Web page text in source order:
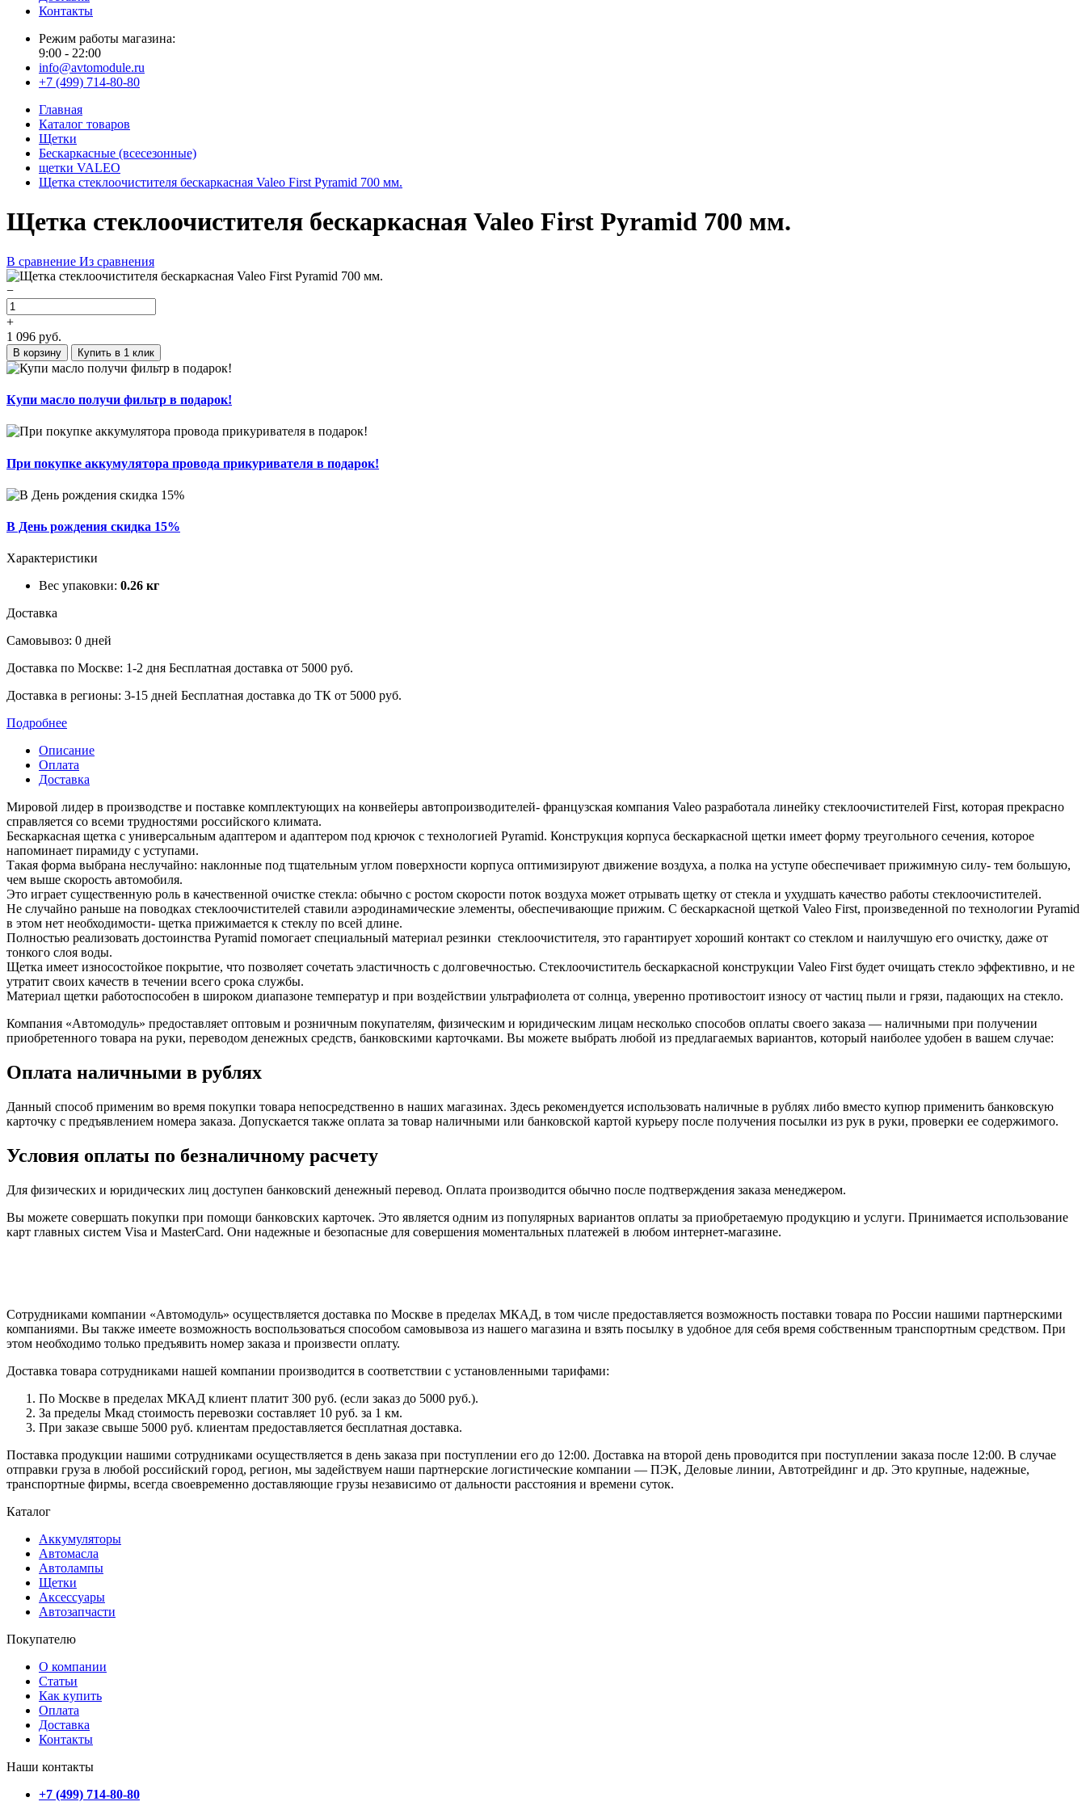
Контакты
Режим работы магазина:
9:00 - 22:00
info@avtomodule.ru
+7 (499) 714-80-80
Главная
Каталог товаров
Щетки
Бескаркасные (всесезонные)
щетки VALEO
Щетка стеклоочистителя бескаркасная Valeo First Pyramid 700 мм.
Щетка стеклоочистителя бескаркасная Valeo First Pyramid 700 мм.
В сравнение Из сравнения
−
+
1 096 руб.
В корзину Купить в 1 клик
Купи масло получи фильтр в подарок!
При покупке аккумулятора провода прикуривателя в подарок!
В День рождения скидка 15%
Характеристики
Вес упаковки: 0.26 кг
Доставка
Самовывоз: 0 дней
Доставка по Москве: 1-2 дня Бесплатная доставка от 5000 руб.
Доставка в регионы: 3-15 дней Бесплатная доставка до ТК от 5000 руб.
Подробнее
Описание
Оплата
Доставка
Мировой лидер в производстве и поставке комплектующих на конвейеры автопроизводителей- ‎французская компания Valeo разработала линейку стеклоочистителей First, которая прекрасно
‎справляется со всеми трудностями российского климата.
Бескаркасная щетка с универсальным адаптером и адаптером под крючок с технологией Pyramid. ‎Конструкция корпуса бескаркасной щетки имеет форму треугольного сечения, которое
напоминает ‎пирамиду с уступами.‎
Такая форма выбрана неслучайно: наклонные под тщательным углом поверхности корпуса ‎оптимизируют движение воздуха, а полка на уступе обеспечивает прижимную силу- тем большую,
‎чем выше скорость автомобиля.
Это играет существенную роль в качественной очистке стекла: обычно с ростом скорости поток ‎воздуха может отрывать щетку от стекла и ухудшать качество работы стеклоочистителей.
Не случайно раньше на поводках стеклоочистителей ставили аэродинамические элементы, ‎обеспечивающие прижим. С бескаркасной щеткой Valeo First, произведенной по технологии ‎Pyramid
в этом нет необходимости- щетка прижимается к стеклу по всей длине.
Полностью реализовать достоинства Pyramid помогает специальный материал резинки ‎стеклоочистителя, это гарантирует хороший контакт со стеклом и наилучшую его очистку, даже от
‎тонкого слоя воды.‎
Щетка имеет износостойкое покрытие, что позволяет сочетать эластичность с долговечностью. ‎Стеклоочиститель бескаркасной конструкции Valeo First будет очищать стекло эффективно, и не
‎утратит своих качеств в течении всего срока службы.
Материал щетки работоспособен в широком диапазоне температур и при воздействии ‎ультрафиолета от солнца, уверенно противостоит износу от частиц пыли и грязи, падающих на ‎стекло.
Компания «Автомодуль» предоставляет оптовым и розничным покупателям, физическим и юридическим лицам несколько способов оплаты своего заказа — наличными при получении
приобретенного товара на руки, переводом денежных средств, банковскими карточками. Вы можете выбрать любой из предлагаемых вариантов, который наиболее удобен в вашем случае:
Оплата наличными в рублях
Данный способ применим во время покупки товара непосредственно в наших магазинах. Здесь рекомендуется использовать наличные в рублях либо вместо купюр применить банковскую
карточку с предъявлением номера заказа. Допускается также оплата за товар наличными или банковской картой курьеру после получения посылки из рук в руки, проверки ее содержимого.
Условия оплаты по безналичному расчету
Для физических и юридических лиц доступен банковский денежный перевод. Оплата производится обычно после подтверждения заказа менеджером.
Вы можете совершать покупки при помощи банковских карточек. Это является одним из популярных вариантов оплаты за приобретаемую продукцию и услуги. Принимается использование
карт главных систем Visa и MasterCard. Они надежные и безопасные для совершения моментальных платежей в любом интернет-магазине.
Сотрудниками компании «Автомодуль» осуществляется доставка по Москве в пределах МКАД, в том числе предоставляется возможность поставки товара по России нашими партнерскими
компаниями. Вы также имеете возможность воспользоваться способом самовывоза из нашего магазина и взять посылку в удобное для себя время собственным транспортным средством. При
этом необходимо только предъявить номер заказа и произвести оплату.
Доставка товара сотрудниками нашей компании производится в соответствии с установленными тарифами:
По Москве в пределах МКАД клиент платит 300 руб. (если заказ до 5000 руб.).
За пределы Мкад стоимость перевозки составляет 10 руб. за 1 км.
При заказе свыше 5000 руб. клиентам предоставляется бесплатная доставка.
Поставка продукции нашими сотрудниками осуществляется в день заказа при поступлении его до 12:00. Доставка на второй день проводится при поступлении заказа после 12:00. В случае
отправки груза в любой российский город, регион, мы задействуем наши партнерские логистические компании — ПЭК, Деловые линии, Автотрейдинг и др. Это крупные, надежные,
транспортные фирмы, всегда своевременно доставляющие грузы независимо от дальности расстояния и времени суток.
Каталог
Аккумуляторы
Автомасла
Автолампы
Щетки
Аксессуары
Автозапчасти
Покупателю
О компании
Статьи
Как купить
Оплата
Доставка
Контакты
Наши контакты
+7 (499) 714-80-80